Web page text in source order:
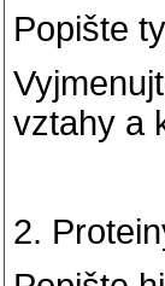
Popište
vztahy a
2.